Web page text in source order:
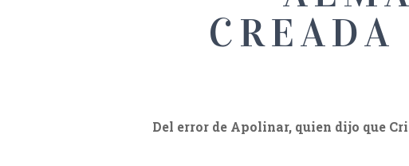
Del error de Apolinar, quien dijo que